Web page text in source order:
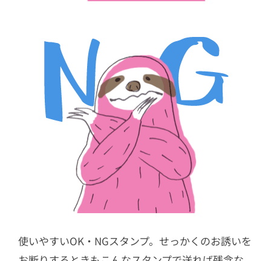
使いやすいOK・NGスタンプ。せっかくのお誘いを